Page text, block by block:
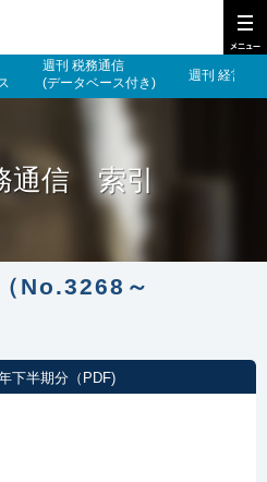
週刊 税務通信
(データベース付き)
週刊 経営財
通信 索引
No.3268～
下半期分（PDF)